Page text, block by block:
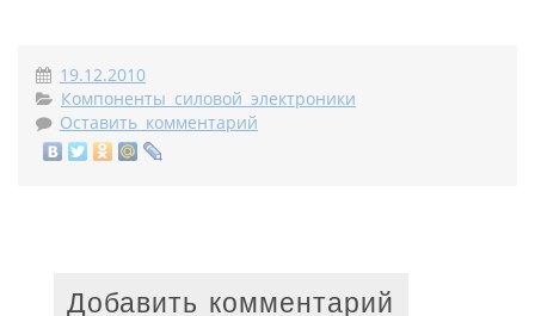
19.12.2010
Компоненты силовой электроники
Оставить комментарий
Добавить комментарий